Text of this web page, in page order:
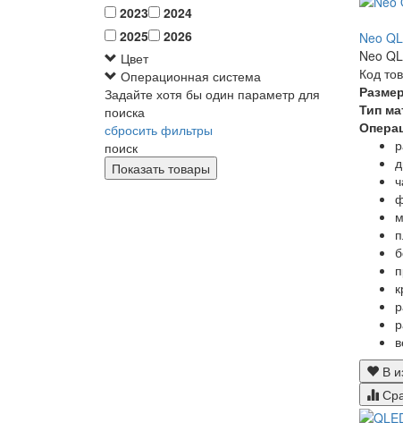
2023
2024
2025
2026
Цвет
Операционная система
Задайте хотя бы один параметр для
поиска
сбросить фильтры
поиск
Neo
Neo
Код
Тип
В